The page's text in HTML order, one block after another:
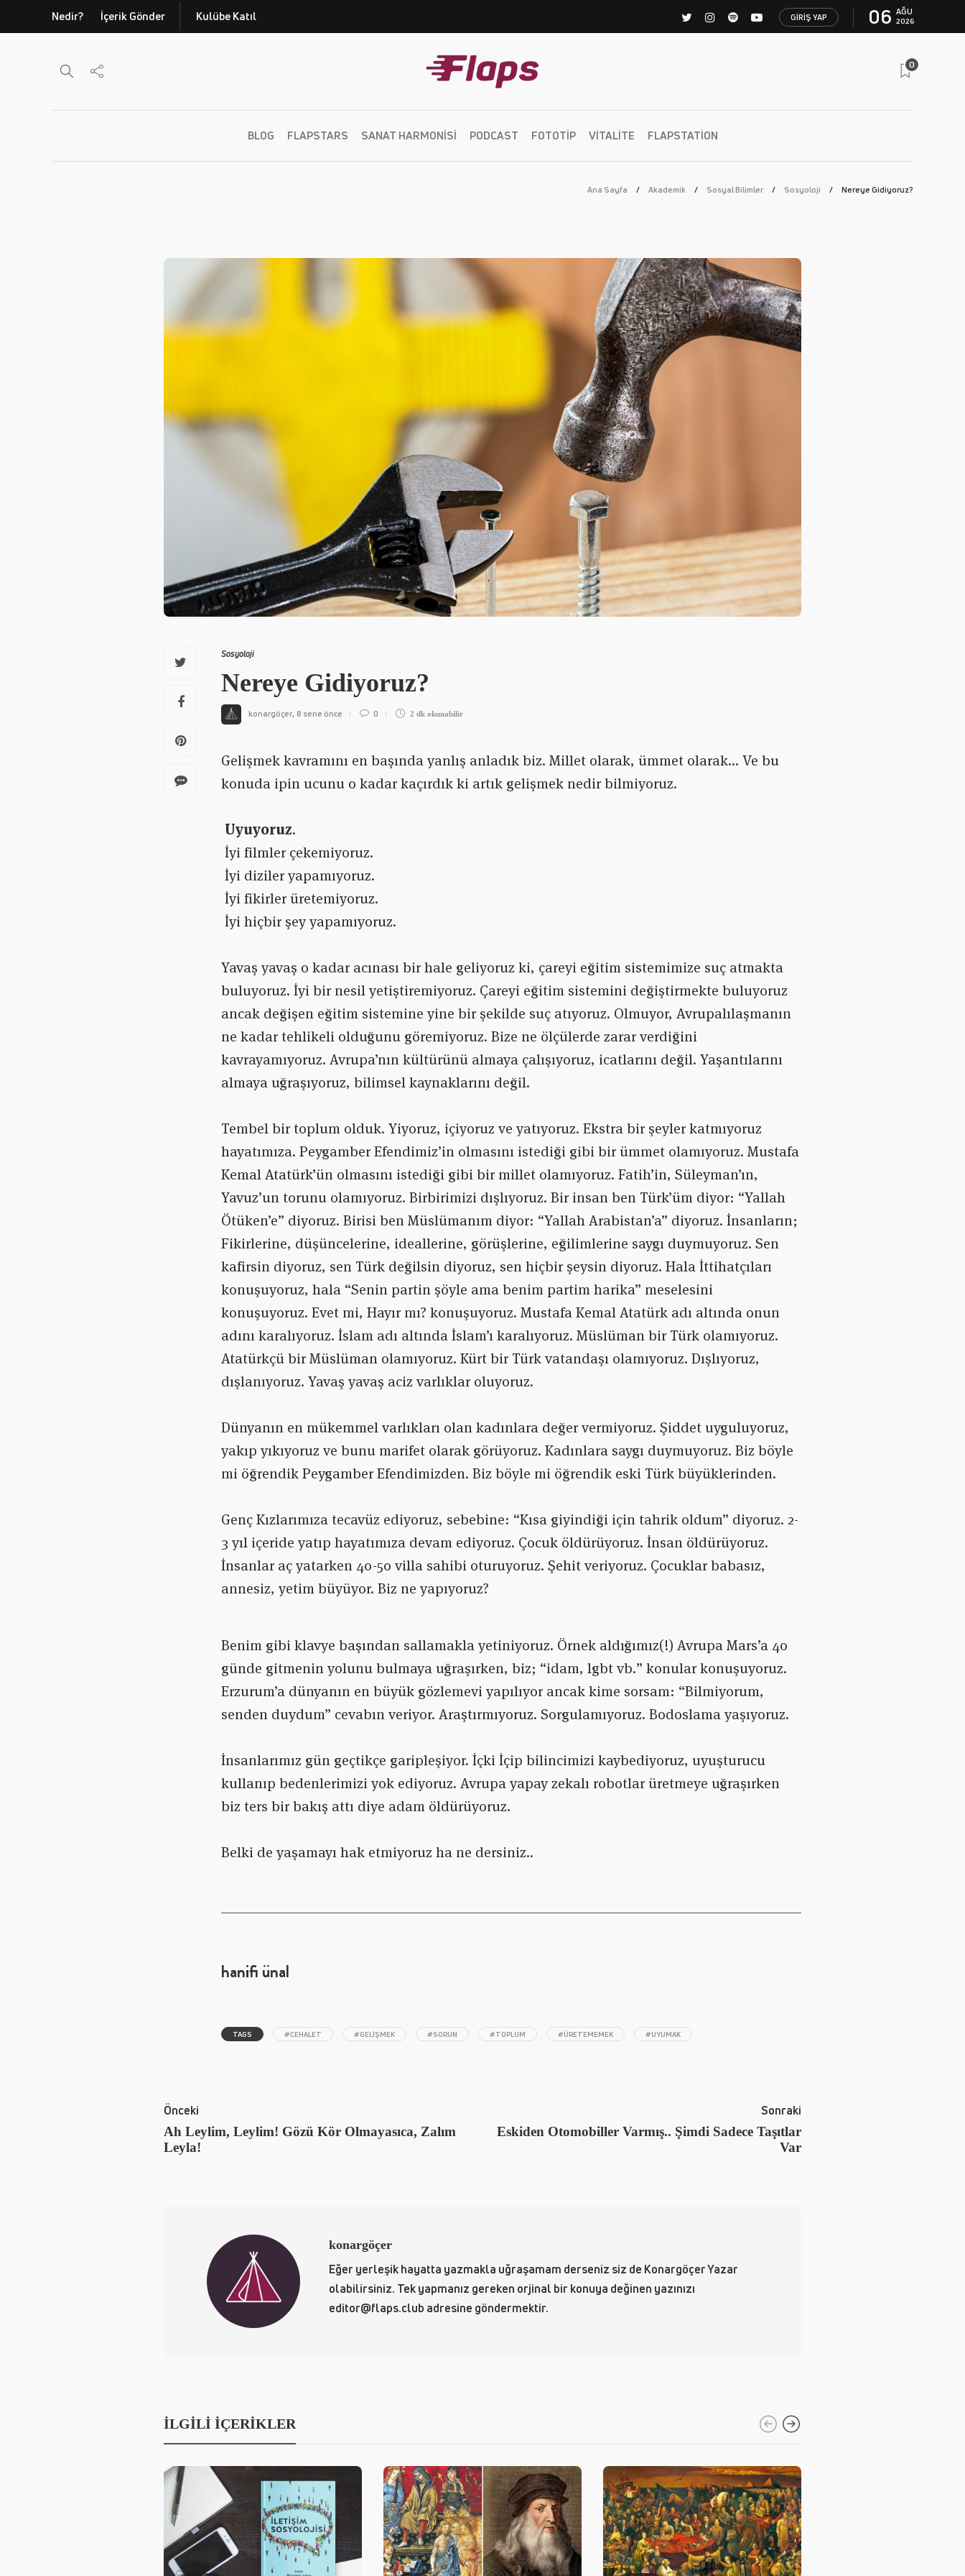
Nedir? İçerik Gönder Kulübe Katıl GIRIŞ YAP 06 AĞU
2026
0
BLOG FLAPSTARS SANAT HARMONISI PODCAST FOTOTIP VITALITE FLAPSTATION
Ana Sayfa Akademik Sosyal Bilimler Sosyoloji Nereye Gidiyoruz?
Sosyoloji
Nereye Gidiyoruz?
konargöçer, 8 sene önce 0 2 dk okunabilir
Gelişmek kavramını en başında yanlış anladık biz. Millet olarak, ümmet olarak… Ve bu
konuda ipin ucunu o kadar kaçırdık ki artık gelişmek nedir bilmiyoruz.
Uyuyoruz.
İyi filmler çekemiyoruz.
İyi diziler yapamıyoruz.
İyi fikirler üretemiyoruz.
İyi hiçbir şey yapamıyoruz.
Yavaş yavaş o kadar acınası bir hale geliyoruz ki, çareyi eğitim sistemimize suç atmakta
buluyoruz. İyi bir nesil yetiştiremiyoruz. Çareyi eğitim sistemini değiştirmekte buluyoruz
ancak değişen eğitim sistemine yine bir şekilde suç atıyoruz. Olmuyor, Avrupalılaşmanın
ne kadar tehlikeli olduğunu göremiyoruz. Bize ne ölçülerde zarar verdiğini
kavrayamıyoruz. Avrupa’nın kültürünü almaya çalışıyoruz, icatlarını değil. Yaşantılarını
almaya uğraşıyoruz, bilimsel kaynaklarını değil.
Tembel bir toplum olduk. Yiyoruz, içiyoruz ve yatıyoruz. Ekstra bir şeyler katmıyoruz
hayatımıza. Peygamber Efendimiz’in olmasını istediği gibi bir ümmet olamıyoruz. Mustafa
Kemal Atatürk’ün olmasını istediği gibi bir millet olamıyoruz. Fatih’in, Süleyman’ın,
Yavuz’un torunu olamıyoruz. Birbirimizi dışlıyoruz. Bir insan ben Türk’üm diyor: “Yallah
Ötüken’e” diyoruz. Birisi ben Müslümanım diyor: “Yallah Arabistan’a” diyoruz. İnsanların;
Fikirlerine, düşüncelerine, ideallerine, görüşlerine, eğilimlerine saygı duymuyoruz. Sen
kafirsin diyoruz, sen Türk değilsin diyoruz, sen hiçbir şeysin diyoruz. Hala İttihatçıları
konuşuyoruz, hala “Senin partin şöyle ama benim partim harika” meselesini
konuşuyoruz. Evet mi, Hayır mı? konuşuyoruz. Mustafa Kemal Atatürk adı altında onun
adını karalıyoruz. İslam adı altında İslam’ı karalıyoruz. Müslüman bir Türk olamıyoruz.
Atatürkçü bir Müslüman olamıyoruz. Kürt bir Türk vatandaşı olamıyoruz. Dışlıyoruz,
dışlanıyoruz. Yavaş yavaş aciz varlıklar oluyoruz.
Dünyanın en mükemmel varlıkları olan kadınlara değer vermiyoruz. Şiddet uyguluyoruz,
yakıp yıkıyoruz ve bunu marifet olarak görüyoruz. Kadınlara saygı duymuyoruz. Biz böyle
mi öğrendik Peygamber Efendimizden. Biz böyle mi öğrendik eski Türk büyüklerinden.
Genç Kızlarımıza tecavüz ediyoruz, sebebine: “Kısa giyindiği için tahrik oldum” diyoruz. 2-
3 yıl içeride yatıp hayatımıza devam ediyoruz. Çocuk öldürüyoruz. İnsan öldürüyoruz.
İnsanlar aç yatarken 40-50 villa sahibi oturuyoruz. Şehit veriyoruz. Çocuklar babasız,
annesiz, yetim büyüyor. Biz ne yapıyoruz?
Benim gibi klavye başından sallamakla yetiniyoruz. Örnek aldığımız(!) Avrupa Mars’a 40
günde gitmenin yolunu bulmaya uğraşırken, biz; “idam, lgbt vb.” konular konuşuyoruz.
Erzurum’a dünyanın en büyük gözlemevi yapılıyor ancak kime sorsam: “Bilmiyorum,
senden duydum” cevabın veriyor. Araştırmıyoruz. Sorgulamıyoruz. Bodoslama yaşıyoruz.
İnsanlarımız gün geçtikçe garipleşiyor. İçki İçip bilincimizi kaybediyoruz, uyuşturucu
kullanıp bedenlerimizi yok ediyoruz. Avrupa yapay zekalı robotlar üretmeye uğraşırken
biz ters bir bakış attı diye adam öldürüyoruz.
Belki de yaşamayı hak etmiyoruz ha ne dersiniz..
hanifi ünal
TAGS #CEHALET #GELIŞMEK #SORUN #TOPLUM #ÜRETEMEMEK #UYUMAK
Önceki
Ah Leylim, Leylim! Gözü Kör Olmayasıca, Zalım
Leyla!
Sonraki
Eskiden Otomobiller Varmış.. Şimdi Sadece Taşıtlar
Var
konargöçer
Eğer yerleşik hayatta yazmakla uğraşamam derseniz siz de Konargöçer Yazar
olabilirsiniz. Tek yapmanız gereken orjinal bir konuya değinen yazınızı
editor@flaps.club adresine göndermektir.
İLGILI İÇERIKLER